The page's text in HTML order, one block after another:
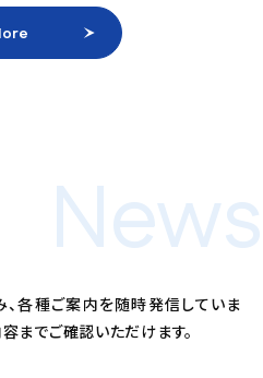
News
各種ご案内を随時発信していま
までご確認いただけます。